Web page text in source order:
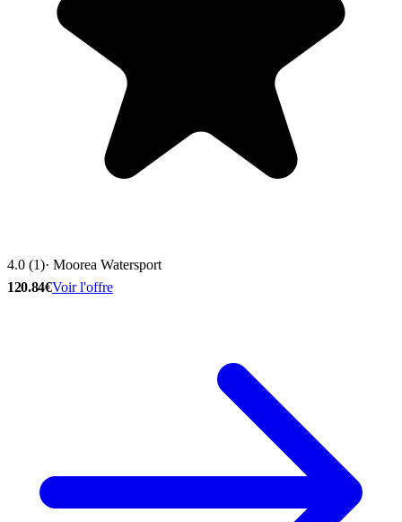
4.0 (1)· Moorea Watersport
120.84€Voir l'offre